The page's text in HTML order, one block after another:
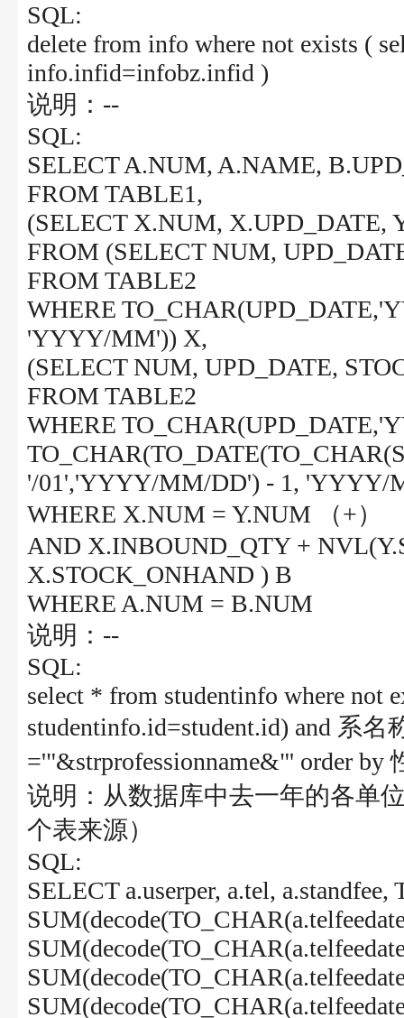
SQL:
delete from info where not exists (
info.infid=infobz.infid )
说明：--
SQL:
SELECT A.NUM, A.NAME,
FROM TABLE1,
(SELECT X.NUM, X.UPD_DATE,
FROM (SELECT NUM,
FROM TABLE2
WHERE
'YYYY/MM')) X,
(SELECT NUM, UPD_DATE,
FROM TABLE2
WHERE
'/01','YYYY/MM/DD') - 1, 'YYYY/
WHERE X.NUM = Y.NUM （+）
AND X.INBOUND_QTY +
X.STOCK_ONHAND ) B
WHERE A.NUM = B.NUM
说明：--
SQL:
select * from studentinfo where not
studentinfo.id=student.id) and 系
='"&strprofessionname&"' order
说明：从数据库中去一年的各单
个表来源）
SQL:
SELECT a.userper, a.tel,